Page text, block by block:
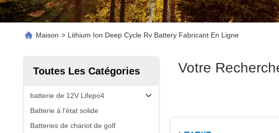
Maison > Lithium Ion Deep Cycle Rv Battery Fabricant En Ligne
Toutes Les Catégories
batterie de 12V Lifepo4
Batterie à l'état solide
Batteries de chariot de golf
Votre